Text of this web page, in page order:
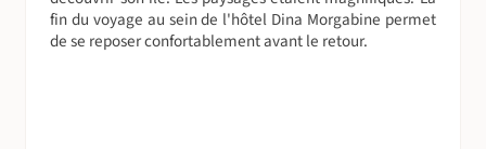
supplément à partir de 79€, selon les dates et
disponibilités.
fin du voyage au sein de l'hôtel Dina Morgabine permet
de se reposer confortablement avant le retour.